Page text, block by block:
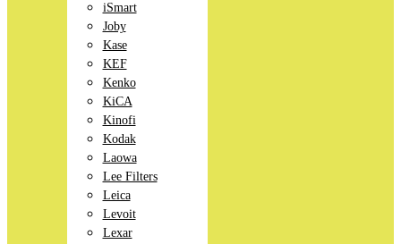
iSmart
Joby
Kase
KEF
Kenko
KiCA
Kinofi
Kodak
Laowa
Lee Filters
Leica
Levoit
Lexar